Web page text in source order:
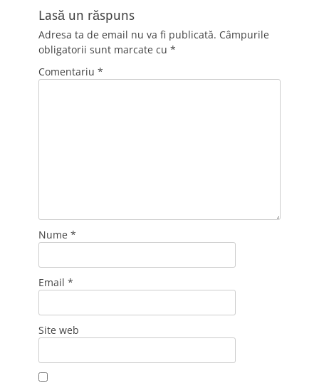
Lasă un răspuns
Adresa ta de email nu va fi publicată. Câmpurile
obligatorii sunt marcate cu *
Comentariu *
Nume *
Email *
Site web